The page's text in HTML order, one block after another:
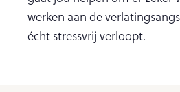
werken aan de
écht stressvrij verloopt.